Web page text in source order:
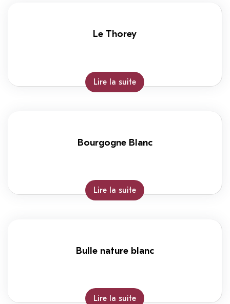
Le Thorey
Lire la suite
Bourgogne Blanc
Lire la suite
Bulle nature blanc
Lire la suite